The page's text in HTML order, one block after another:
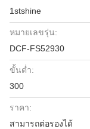
1stshine
หมายเลขรุ่น:
DCF-FS52930
ขั้นต่ำ:
300
ราคา:
สามารถต่อรองได้